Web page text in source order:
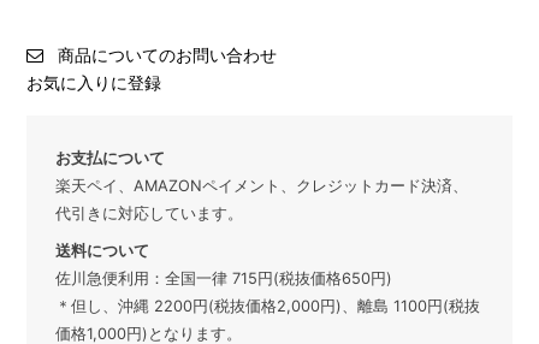
商品についてのお問い合わせ
お気に入りに登録
お支払について
楽天ペイ、AMAZONペイメント、クレジットカード決済、
代引きに対応しています。
送料について
佐川急便利用：全国一律 715円(税抜価格650円)
＊但し、沖縄 2200円(税抜価格2,000円)、離島 1100円(税抜
価格1,000円)となります。